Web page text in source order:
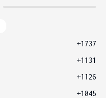
+1737
+1131
+1126
+1045